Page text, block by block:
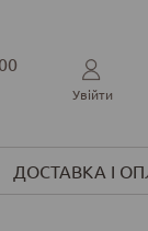
Увійти
ДОСТАВКА І